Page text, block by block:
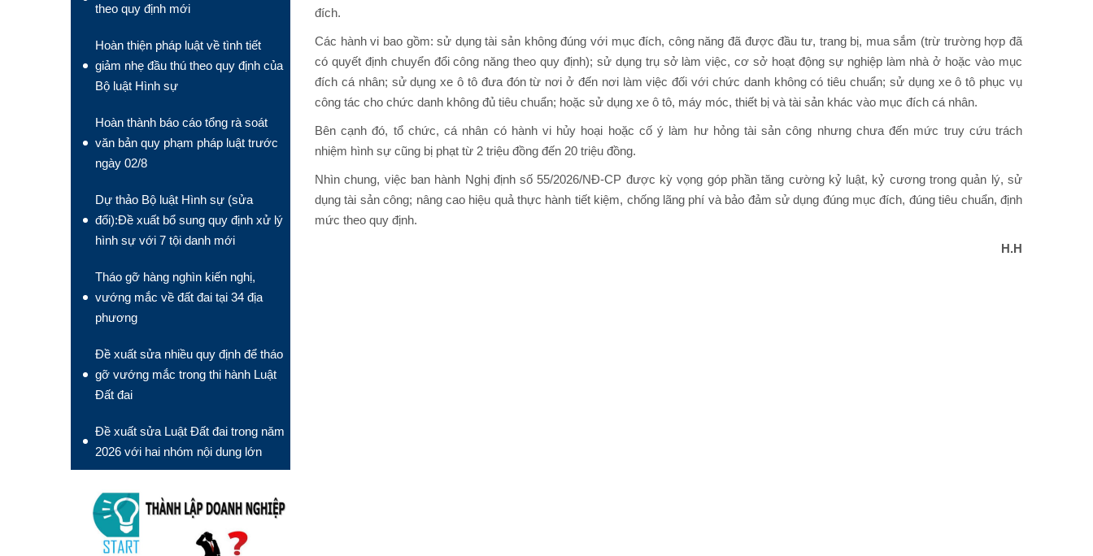
đích.
Các hành vi bao gồm: sử dụng tài sản không đúng với mục đích, công năng đã được đầu tư, trang bị, mua sắm (trừ trường hợp đã
có quyết định chuyển đổi công năng theo quy định); sử dụng trụ sở làm việc, cơ sở hoạt động sự nghiệp làm nhà ở hoặc vào mục
đích cá nhân; sử dụng xe ô tô đưa đón từ nơi ở đến nơi làm việc đối với chức danh không có tiêu chuẩn; sử dụng xe ô tô phục vụ
công tác cho chức danh không đủ tiêu chuẩn; hoặc sử dụng xe ô tô, máy móc, thiết bị và tài sản khác vào mục đích cá nhân.
Bên cạnh đó, tổ chức, cá nhân có hành vi hủy hoại hoặc cố ý làm hư hỏng tài sản công nhưng chưa đến mức truy cứu trách
nhiệm hình sự cũng bị phạt từ 2 triệu đồng đến 20 triệu đồng.
Nhìn chung, việc ban hành Nghị định số 55/2026/NĐ-CP được kỳ vọng góp phần tăng cường kỷ luật, kỷ cương trong quản lý, sử
dụng tài sản công; nâng cao hiệu quả thực hành tiết kiệm, chống lãng phí và bảo đảm sử dụng đúng mục đích, đúng tiêu chuẩn, định
mức theo quy định.
H.H
theo quy định mới
Hoàn thiện pháp luật về tình tiết
giảm nhẹ đầu thú theo quy định của
Bộ luật Hình sự
Hoàn thành báo cáo tổng rà soát
văn bản quy phạm pháp luật trước
ngày 02/8
Dự thảo Bộ luật Hình sự (sửa
đổi):Đề xuất bổ sung quy định xử lý
hình sự với 7 tội danh mới
Tháo gỡ hàng nghìn kiến nghị,
vướng mắc về đất đai tại 34 địa
phương
Đề xuất sửa nhiều quy định để tháo
gỡ vướng mắc trong thi hành Luật
Đất đai
Đề xuất sửa Luật Đất đai trong năm
2026 với hai nhóm nội dung lớn